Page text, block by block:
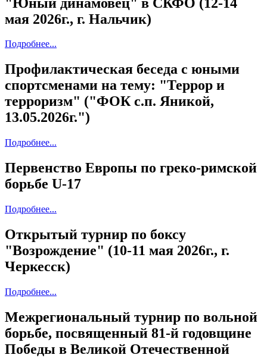
мая 2026г., г. Нальчик)
Подробнее...
Профилактическая беседа с юными
спортсменами на тему: "Террор и
терроризм" ("ФОК с.п. Яникой,
13.05.2026г.")
Подробнее...
Первенство Европы по греко-римской
борьбе U-17
Подробнее...
Открытый турнир по боксу
"Возрождение" (10-11 мая 2026г., г.
Черкесск)
Подробнее...
Межрегиональный турнир по вольной
борьбе, посвященный 81-й годовщине
Победы в Великой Отечественной